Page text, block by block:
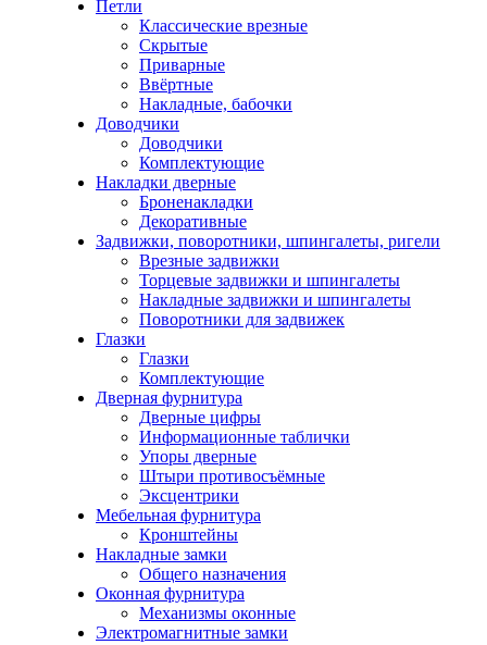
Петли
Классические врезные
Скрытые
Приварные
Ввёртные
Накладные, бабочки
Доводчики
Доводчики
Комплектующие
Накладки дверные
Броненакладки
Декоративные
Задвижки, поворотники, шпингалеты, ригели
Врезные задвижки
Торцевые задвижки и шпингалеты
Накладные задвижки и шпингалеты
Поворотники для задвижек
Глазки
Глазки
Комплектующие
Дверная фурнитура
Дверные цифры
Информационные таблички
Упоры дверные
Штыри противосъёмные
Эксцентрики
Мебельная фурнитура
Кронштейны
Накладные замки
Общего назначения
Оконная фурнитура
Механизмы оконные
Электромагнитные замки